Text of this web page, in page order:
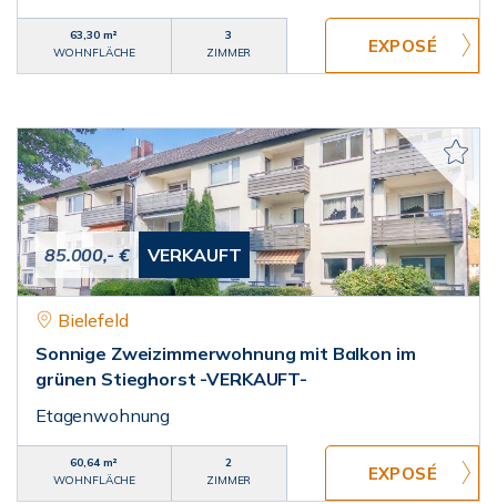
63,30 m²
WOHNFLÄCHE
3
ZIMMER
85.000,- € VERKAUFT
Bielefeld
Sonnige Zweizimmerwohnung mit Balkon im
grünen Stieghorst -VERKAUFT-
Etagenwohnung
60,64 m²
WOHNFLÄCHE
2
ZIMMER